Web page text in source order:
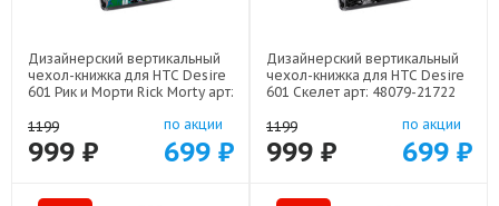
Дизайнерский вертикальный
чехол-книжка для HTC Desire
601 Рик и Морти Rick Morty арт:
1199
999 ₽
по акции
699 ₽
Дизайнерский вертикальный
чехол-книжка для HTC Desire
601 Скелет арт: 48079-21722
1199
999 ₽
по акции
699 ₽